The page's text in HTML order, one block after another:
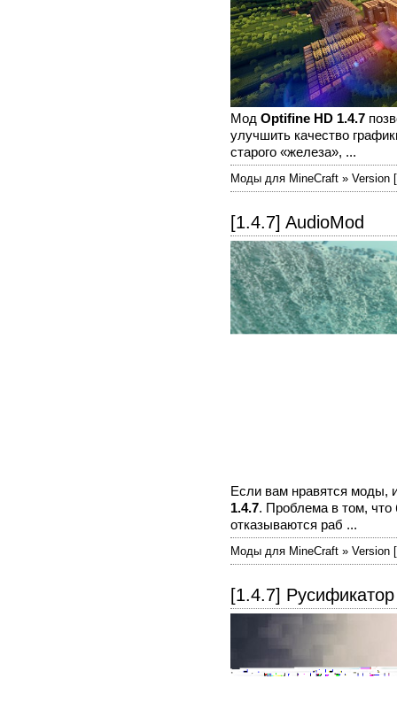
Мод Optifine HD 1.4.7
улучшить качество
старого «железа», ...
Моды для MineCraft » Version
[1.4.7] AudioMod
Если вам нравятся моды,
1.4.7. Проблема в том,
отказываются раб ...
Моды для MineCraft » Version
[1.4.7] Русификатор